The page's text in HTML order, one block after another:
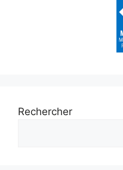
Rechercher